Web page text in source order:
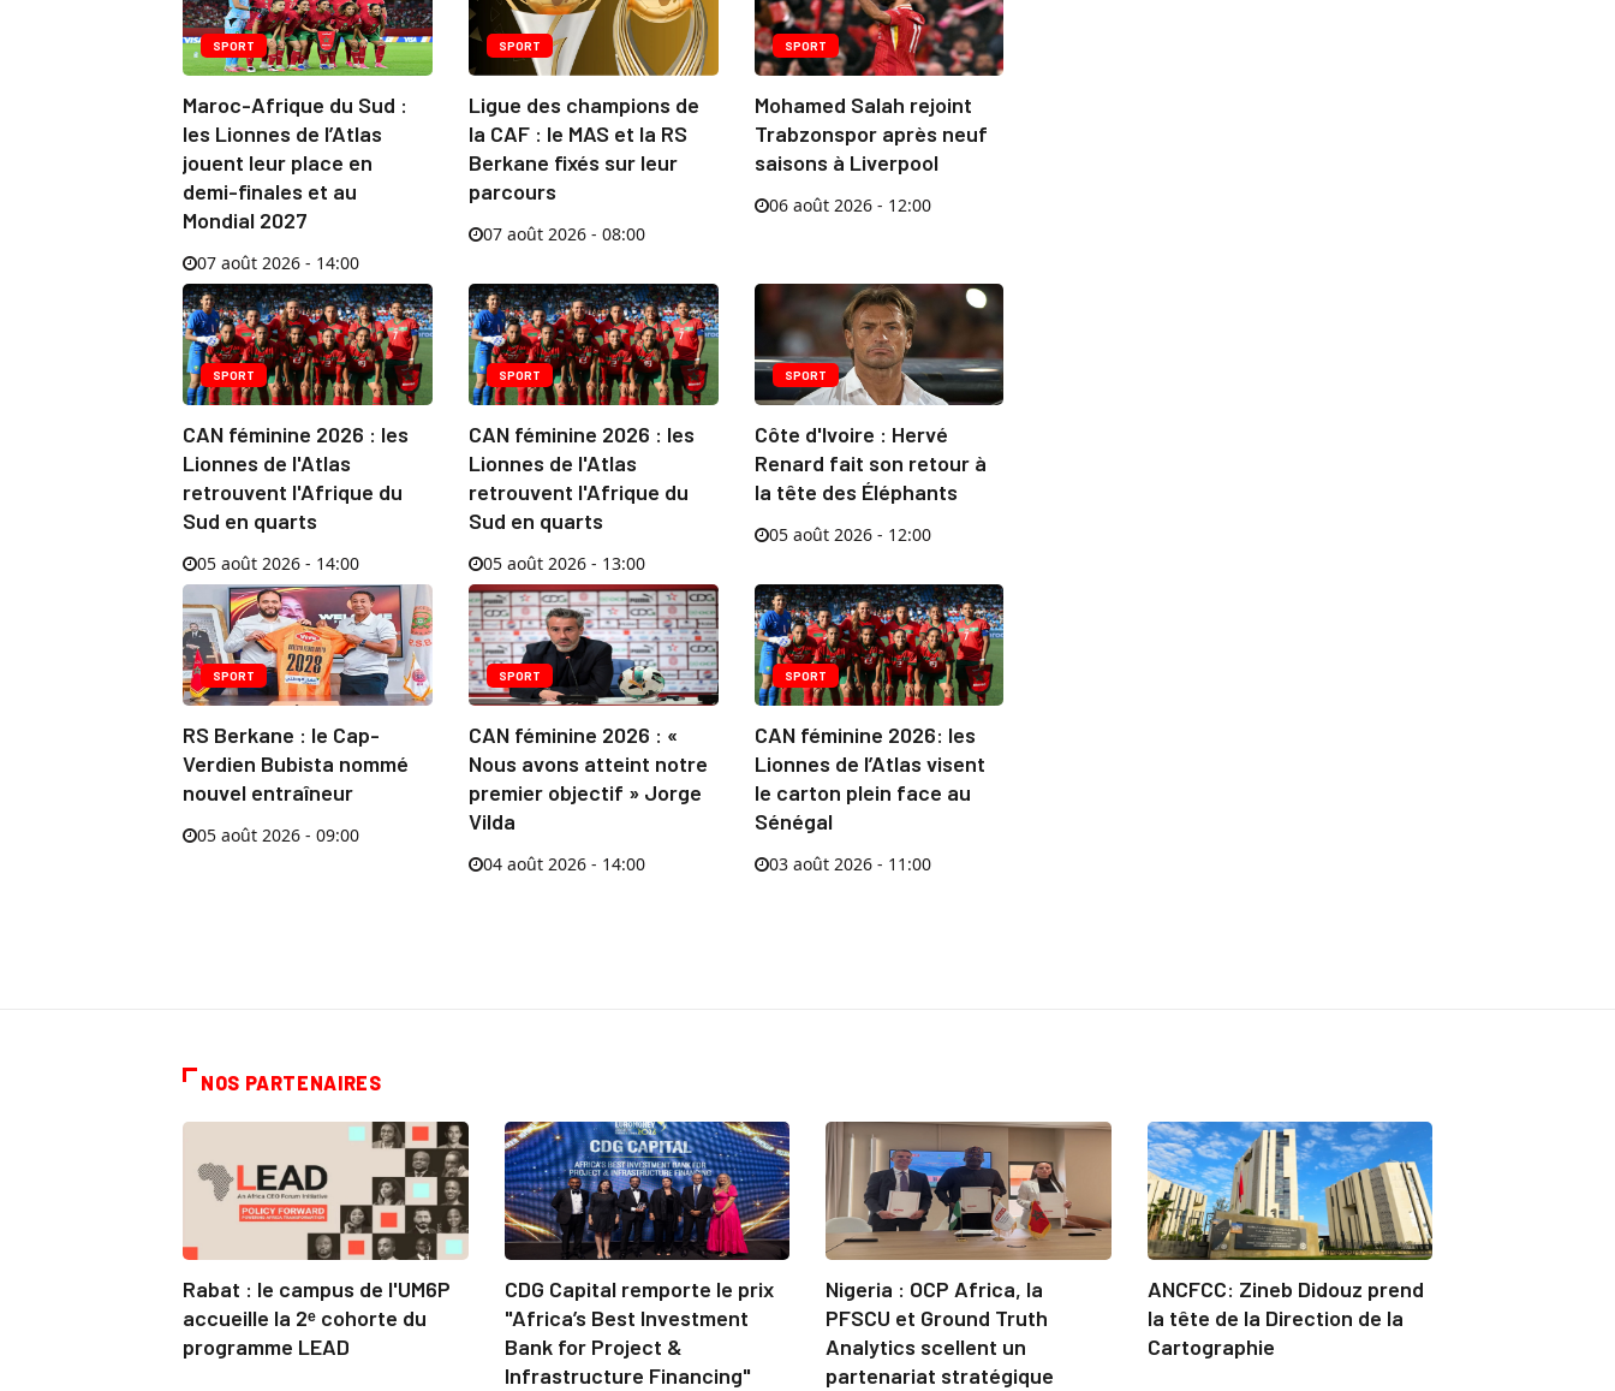
SPORT
Maroc-Afrique du Sud :
les Lionnes de l’Atlas
jouent leur place en
demi-finales et au
Mondial 2027
07 août 2026 - 14:00
SPORT
Ligue des champions de
la CAF : le MAS et la RS
Berkane fixés sur leur
parcours
07 août 2026 - 08:00
SPORT
Mohamed Salah rejoint
Trabzonspor après neuf
saisons à Liverpool
06 août 2026 - 12:00
SPORT
CAN féminine 2026 : les
Lionnes de l'Atlas
retrouvent l'Afrique du
Sud en quarts
05 août 2026 - 14:00
SPORT
CAN féminine 2026 : les
Lionnes de l'Atlas
retrouvent l'Afrique du
Sud en quarts
05 août 2026 - 13:00
SPORT
Côte d'Ivoire : Hervé
Renard fait son retour à
la tête des Éléphants
05 août 2026 - 12:00
SPORT
RS Berkane : le Cap-
Verdien Bubista nommé
nouvel entraîneur
05 août 2026 - 09:00
SPORT
CAN féminine 2026 : «
Nous avons atteint notre
premier objectif » Jorge
Vilda
04 août 2026 - 14:00
SPORT
CAN féminine 2026: les
Lionnes de l’Atlas visent
le carton plein face au
Sénégal
03 août 2026 - 11:00
NOS PARTENAIRES
Rabat : le campus de l'UM6P
accueille la 2ᵉ cohorte du
programme LEAD
CDG Capital remporte le prix
"Africa’s Best Investment
Bank for Project &
Infrastructure Financing"
Nigeria : OCP Africa, la
PFSCU et Ground Truth
Analytics scellent un
partenariat stratégique
ANCFCC: Zineb Didouz prend
la tête de la Direction de la
Cartographie